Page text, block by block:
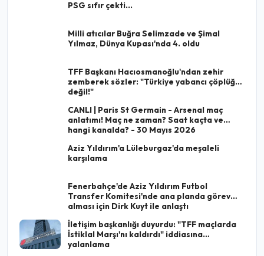
PSG sıfır çekti...
Milli atıcılar Buğra Selimzade ve Şimal
Yılmaz, Dünya Kupası'nda 4. oldu
TFF Başkanı Hacıosmanoğlu'ndan zehir
zemberek sözler: "Türkiye yabancı çöplüğü
değil!"
CANLI | Paris St Germain - Arsenal maç
anlatımı! Maç ne zaman? Saat kaçta ve
hangi kanalda? - 30 Mayıs 2026
Aziz Yıldırım'a Lüleburgaz'da meşaleli
karşılama
Fenerbahçe'de Aziz Yıldırım Futbol
Transfer Komitesi'nde ana planda görev
alması için Dirk Kuyt ile anlaştı
İletişim başkanlığı duyurdu: "TFF maçlarda
İstiklal Marşı'nı kaldırdı" iddiasına
yalanlama